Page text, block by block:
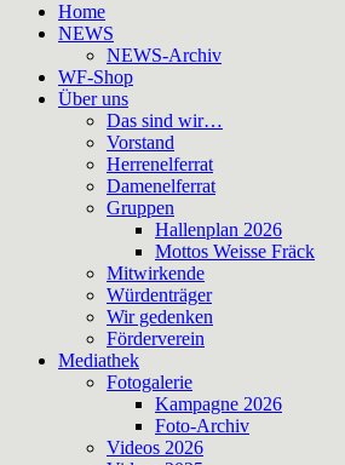
Home
NEWS
NEWS-Archiv
WF-Shop
Über uns
Das sind wir…
Vorstand
Herrenelferrat
Damenelferrat
Gruppen
Hallenplan 2026
Mottos Weisse Fräck
Mitwirkende
Würdenträger
Wir gedenken
Förderverein
Mediathek
Fotogalerie
Kampagne 2026
Foto-Archiv
Videos 2026